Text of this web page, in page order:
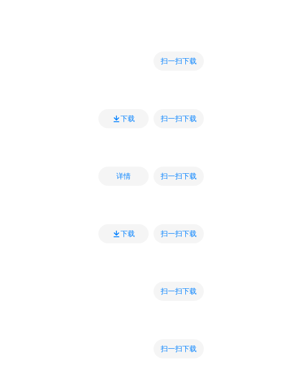
扫一扫下载
下载 扫一扫下载
详情 扫一扫下载
下载 扫一扫下载
扫一扫下载
扫一扫下载